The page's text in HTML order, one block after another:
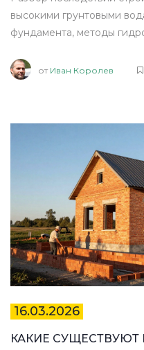
высокими грунтовыми
фундамента, методы
от Иван Королев
16.03.2026
КАКИЕ